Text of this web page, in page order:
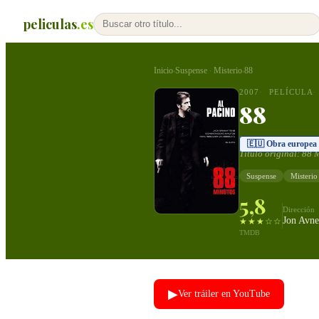
peliculas.es
Inicio›Suspense · Misterio›88
2007 PELÍCULA
88
🇪🇺 Obra europea
Título original:88
Suspense Misterio
5,8
★★★☆☆
TMDB
Dirección
Jon
▶Ver tráiler en YouTube